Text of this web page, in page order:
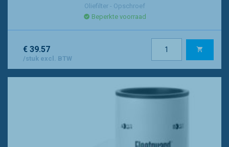
Oliefilter - Opschroef
Beperkte voorraad
€ 39.57
/stuk excl. BTW